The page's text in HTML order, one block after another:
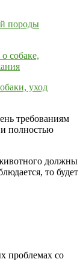
требованиям
полностью
должны
то будет
проблемах со